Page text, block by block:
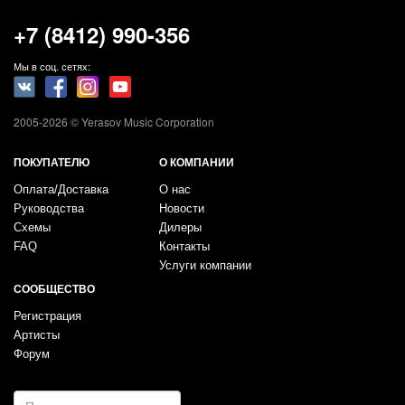
+7 (8412) 990-356
Мы в соц. сетях:
2005-2026 © Yerasov Music Corporation
ПОКУПАТЕЛЮ
Оплата/Доставка
Руководства
Схемы
FAQ
О КОМПАНИИ
О нас
Новости
Дилеры
Контакты
Услуги компании
СООБЩЕСТВО
Регистрация
Артисты
Форум
E-